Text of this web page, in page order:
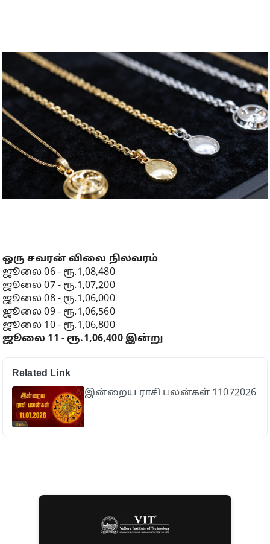
ஒரு சவரன் விலை நிலவரம்
ஜூலை 06 - ரூ.1,08,480
ஜூலை 07 - ரூ.1,07,200
ஜூலை 08 - ரூ.1,06,000
ஜூலை 09 - ரூ.1,06,560
ஜூலை 10 - ரூ.1,06,800
ஜூலை 11 - ரூ.1,06,400 இன்று
Related Link
இன்றைய ராசி பலன்கள் 11072026